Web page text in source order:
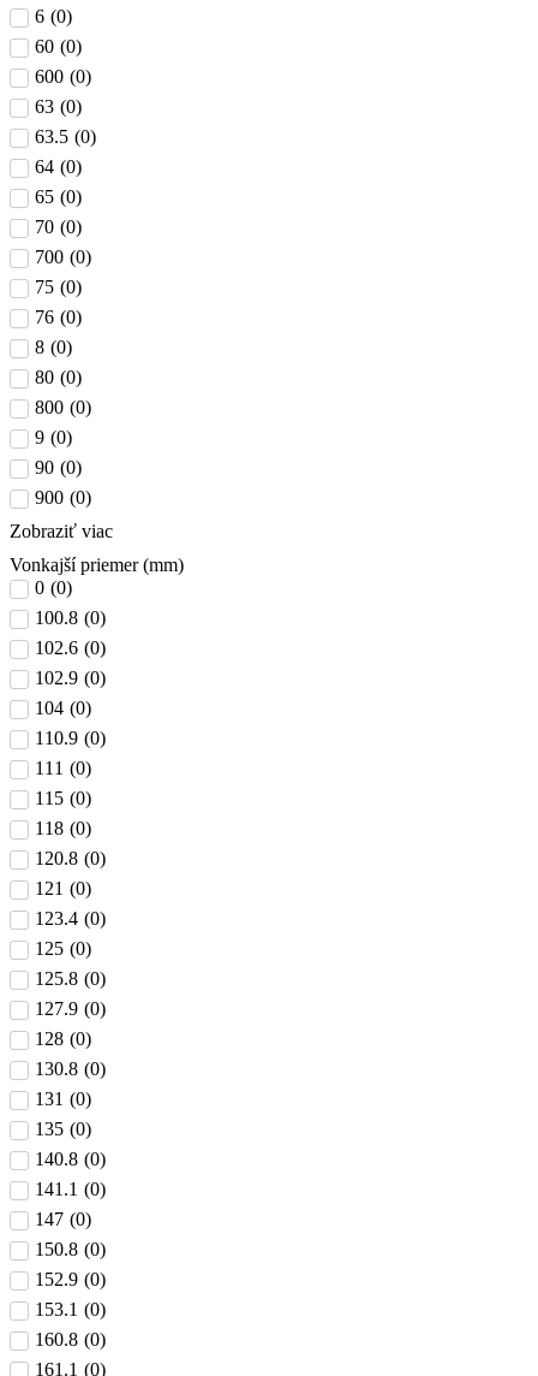
6 (0)
60 (0)
600 (0)
63 (0)
63.5 (0)
64 (0)
65 (0)
70 (0)
700 (0)
75 (0)
76 (0)
8 (0)
80 (0)
800 (0)
9 (0)
90 (0)
900 (0)
Zobraziť viac
Vonkajší priemer (mm)
0 (0)
100.8 (0)
102.6 (0)
102.9 (0)
104 (0)
110.9 (0)
111 (0)
115 (0)
118 (0)
120.8 (0)
121 (0)
123.4 (0)
125 (0)
125.8 (0)
127.9 (0)
128 (0)
130.8 (0)
131 (0)
135 (0)
140.8 (0)
141.1 (0)
147 (0)
150.8 (0)
152.9 (0)
153.1 (0)
160.8 (0)
161.1 (0)